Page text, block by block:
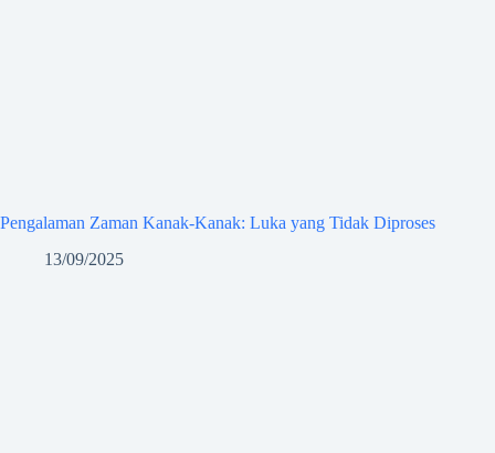
Pengalaman Zaman Kanak-Kanak: Luka yang Tidak Diproses
13/09/2025